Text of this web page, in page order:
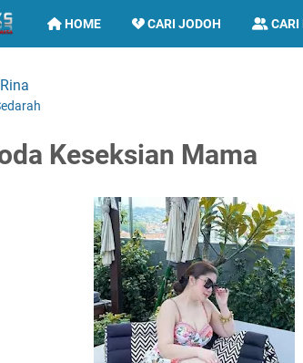
HOME CARI JODOH CARI
Keseksian Mama